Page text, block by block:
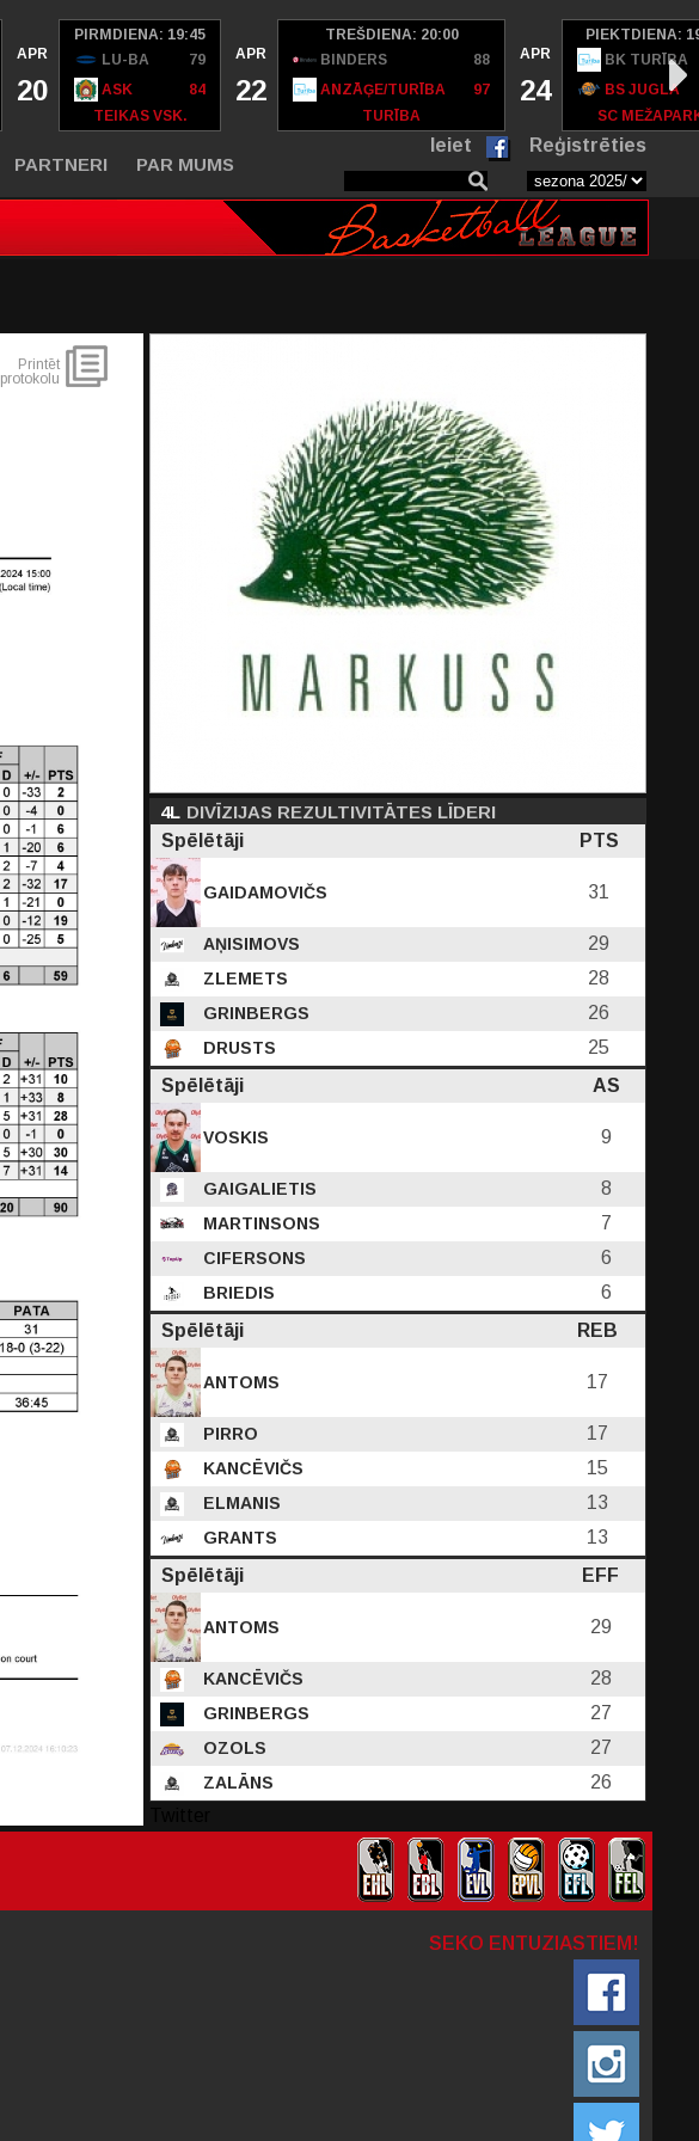
APR
20
PIRMDIENA: 19:45
LU-BA
79
ASK
84
TEIKAS VSK.
APR
22
TREŠDIENA: 20:00
BINDERS
88
ANZĀĢE/TURĪBA
97
TURĪBA
APR
24
PIEKTDIENA:
BK TURĪBA
BS JUGLA
SC
PARTNERI PAR MUMS
Ieiet Reģistrēties
Printēt
protokolu
4L DIVĪZIJAS REZULTIVITĀTES LĪDERI
Spēlētāji
PTS
GAIDAMOVIČS 31
AŅISIMOVS 29
ZLEMETS 28
GRINBERGS 26
DRUSTS
25
Spēlētāji
AS
VOSKIS 9
GAIGALIETIS 8
MARTINSONS 7
CIFERSONS 6
BRIEDIS
6
Spēlētāji
REB
ANTOMS 17
PIRRO 17
KANCĒVIČS 15
ELMANIS 13
GRANTS
13
Spēlētāji
EFF
ANTOMS 29
KANCĒVIČS 28
GRINBERGS 27
OZOLS 27
ZALĀNS
26
SEKO ENTUZIASTIEM!